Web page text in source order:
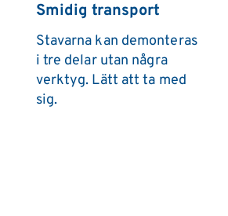
Smidig transport
Stavarna kan demonteras
i tre delar utan några
verktyg. Lätt att ta med
sig.